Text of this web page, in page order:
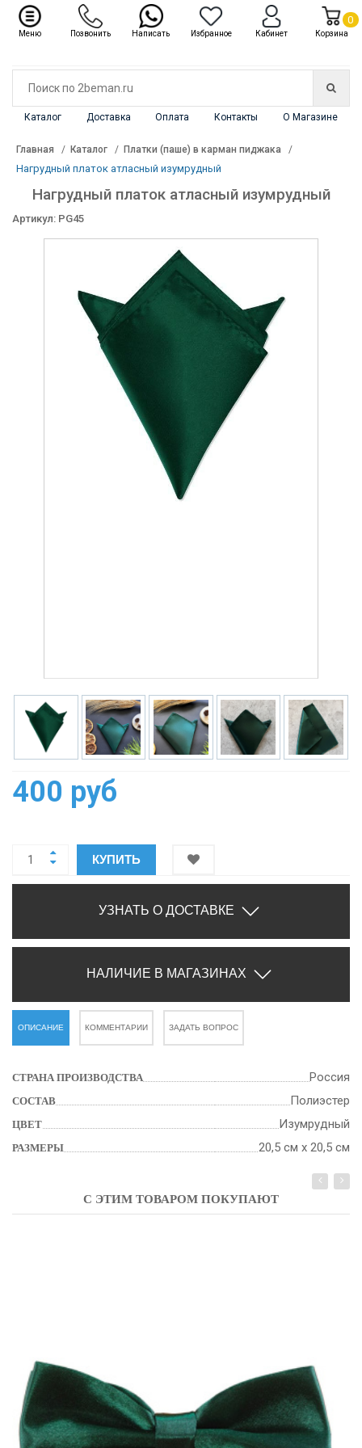
Каталог Доставка Оплата Контакты О Магазине
Каталог ✖
Главная Каталог Платки (паше) в карман пиджака
Нагрудный платок атласный изумрудный
Нагрудный платок атласный изумрудный
Артикул: PG45
400 руб
КУПИТЬ
УЗНАТЬ О ДОСТАВКЕ
НАЛИЧИЕ В МАГАЗИНАХ
ОПИСАНИЕ КОММЕНТАРИИ ЗАДАТЬ ВОПРОС
СТРАНА ПРОИЗВОДСТВА Россия
СОСТАВ Полиэстер
ЦВЕТ Изумрудный
РАЗМЕРЫ 20,5 см х 20,5 см
С ЭТИМ ТОВАРОМ ПОКУПАЮТ
Меню Позвонить Написать Избранное Кабинет Корзина
0